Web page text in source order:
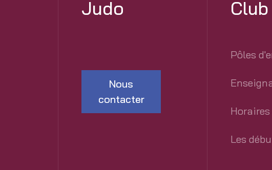
Judo
Nous
contacter
Club
Pôles
Les